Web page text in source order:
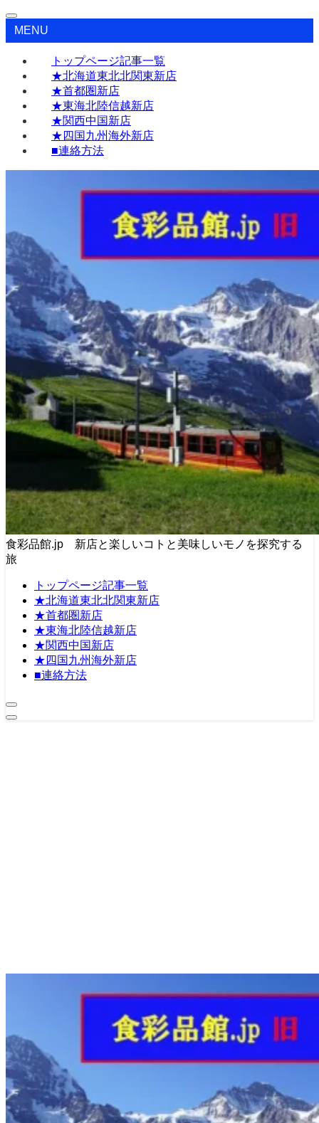
MENU
トップページ記事一覧
★北海道東北北関東新店
★首都圏新店
★東海北陸信越新店
★関西中国新店
★四国九州海外新店
■連絡方法
食彩品館.jp 新店と楽しいコトと美味しいモノを探究する
旅
トップページ記事一覧
★北海道東北北関東新店
★首都圏新店
★東海北陸信越新店
★関西中国新店
★四国九州海外新店
■連絡方法